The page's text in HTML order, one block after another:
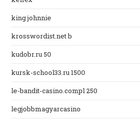
king johnnie
krosswordist.net b
kudobr.ru 50
kursk-school33.ru 1500
le-bandit-casino.compl 250
legjobbmagyarcasino